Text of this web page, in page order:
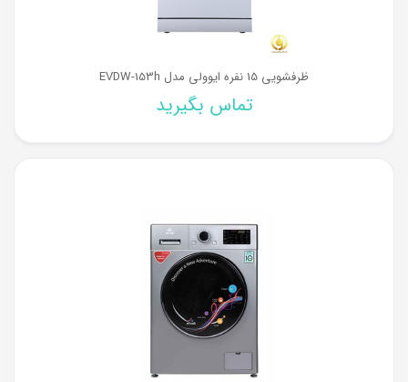
ظرفشویی 15 نفره ایوولی مدل EVDW-153h
تماس بگیرید